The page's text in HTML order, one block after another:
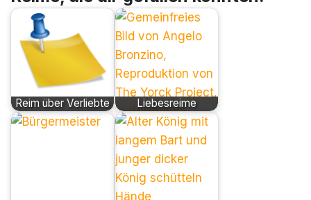
Reim über Verliebte Liebesreime